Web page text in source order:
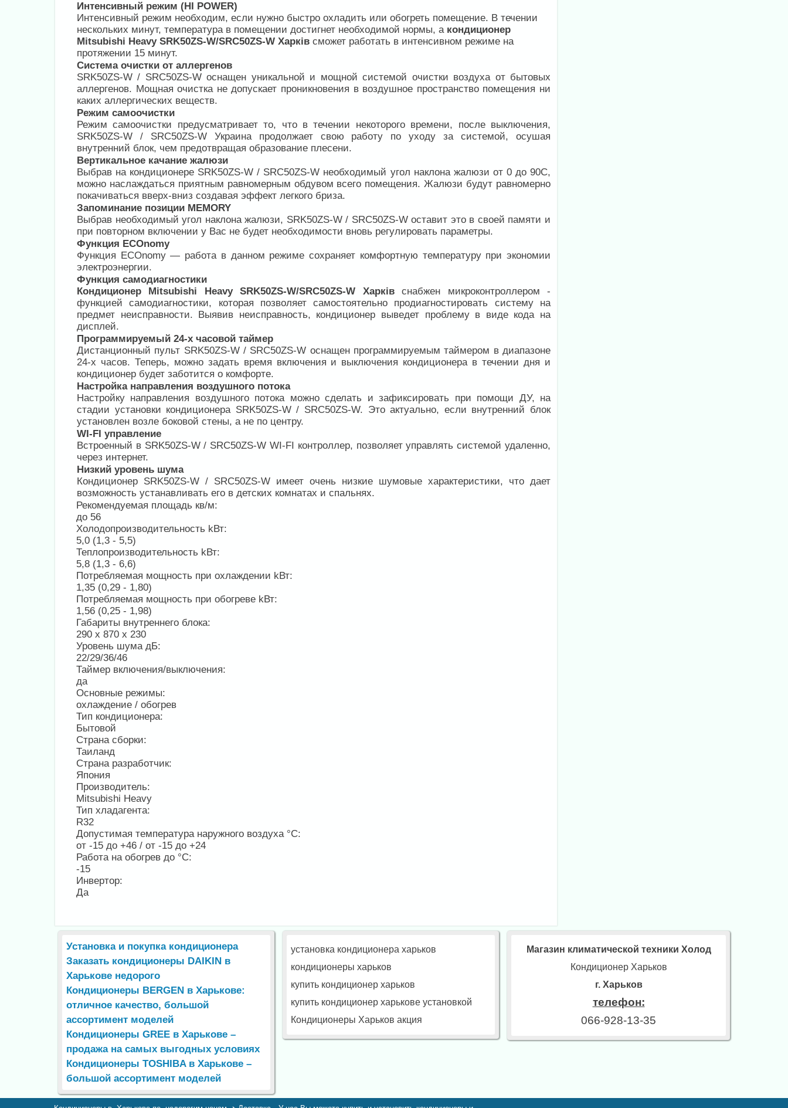
Интенсивный режим (HI POWER)
Интенсивный режим необходим, если нужно быстро охладить или обогреть помещение. В течении
нескольких минут, температура в помещении достигнет необходимой нормы, а кондиционер
Mitsubishi Heavy SRK50ZS-W/SRC50ZS-W Харків сможет работать в интенсивном режиме на
протяжении 15 минут.
Система очистки от аллергенов
SRK50ZS-W / SRC50ZS-W оснащен уникальной и мощной системой очистки воздуха от бытовых
аллергенов. Мощная очистка не допускает проникновения в воздушное пространство помещения ни
каких аллергических веществ.
Режим самоочистки
Режим самоочистки предусматривает то, что в течении некоторого времени, после выключения,
SRK50ZS-W / SRC50ZS-W Украина продолжает свою работу по уходу за системой, осушая
внутренний блок, чем предотвращая образование плесени.
Вертикальное качание жалюзи
Выбрав на кондиционере SRK50ZS-W / SRC50ZS-W необходимый угол наклона жалюзи от 0 до 90С,
можно наслаждаться приятным равномерным обдувом всего помещения. Жалюзи будут равномерно
покачиваться вверх-вниз создавая эффект легкого бриза.
Запоминание позиции MEMORY
Выбрав необходимый угол наклона жалюзи, SRK50ZS-W / SRC50ZS-W оставит это в своей памяти и
при повторном включении у Вас не будет необходимости вновь регулировать параметры.
Функция ECOnomy
Функция ECOnomy — работа в данном режиме сохраняет комфортную температуру при экономии
электроэнергии.
Функция самодиагностики
Кондиционер Mitsubishi Heavy SRK50ZS-W/SRC50ZS-W Харківснабжен микроконтроллером -
функцией самодиагностики, которая позволяет самостоятельно продиагностировать систему на
предмет неисправности. Выявив неисправность, кондиционер выведет проблему в виде кода на
дисплей.
Программируемый 24-х часовой таймер
Дистанционный пульт SRK50ZS-W / SRC50ZS-W оснащен программируемым таймером в диапазоне
24-х часов. Теперь, можно задать время включения и выключения кондиционера в течении дня и
кондиционер будет заботится о комфорте.
Настройка направления воздушного потока
Настройку направления воздушного потока можно сделать и зафиксировать при помощи ДУ, на
стадии установки кондиционера SRK50ZS-W / SRC50ZS-W. Это актуально, если внутренний блок
установлен возле боковой стены, а не по центру.
WI-FI управление
Встроенный в SRK50ZS-W / SRC50ZS-W WI-FI контроллер, позволяет управлять системой удаленно,
через интернет.
Низкий уровень шума
Кондиционер SRK50ZS-W / SRC50ZS-W имеет очень низкие шумовые характеристики, что дает
возможность устанавливать его в детских комнатах и спальнях.
Рекомендуемая площадь кв/м:
до 56
Холодопроизводительность kВт:
5,0 (1,3 - 5,5)
Теплопроизводительность kВт:
5,8 (1,3 - 6,6)
Потребляемая мощность при охлаждении kВт:
1,35 (0,29 - 1,80)
Потребляемая мощность при обогреве kВт:
1,56 (0,25 - 1,98)
Габариты внутреннего блока:
290 x 870 x 230
Уровень шума дБ:
22/29/36/46
Таймер включения/выключения:
да
Основные режимы:
охлаждение / обогрев
Тип кондиционера:
Бытовой
Страна сборки:
Таиланд
Страна разработчик:
Япония
Производитель:
Mitsubishi Heavy
Тип хладагента:
R32
Допустимая температура наружного воздуха °С:
от -15 до +46 / от -15 до +24
Работа на обогрев до °С:
-15
Инвертор:
Да
Установка и покупка кондиционера
Заказать кондиционеры DAIKIN в
Харькове недорого
Кондиционеры BERGEN в Харькове:
отличное качество, большой
ассортимент моделей
Кондиционеры GREE в Харькове –
продажа на самых выгодных условиях
Кондиционеры TOSHIBA в Харькове –
большой ассортимент моделей
установка кондиционера харьков
кондиционеры харьков
купить кондиционер харьков
купить кондиционер харькове установкой
Кондиционеры Харьков акция
Магазин климатической техники Холод
Кондиционер Харьков
г. Харьков
телефон:
066-928-13-35